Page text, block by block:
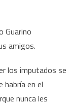
Guarino
amigos.
los imputados se
habría en el
nunca les